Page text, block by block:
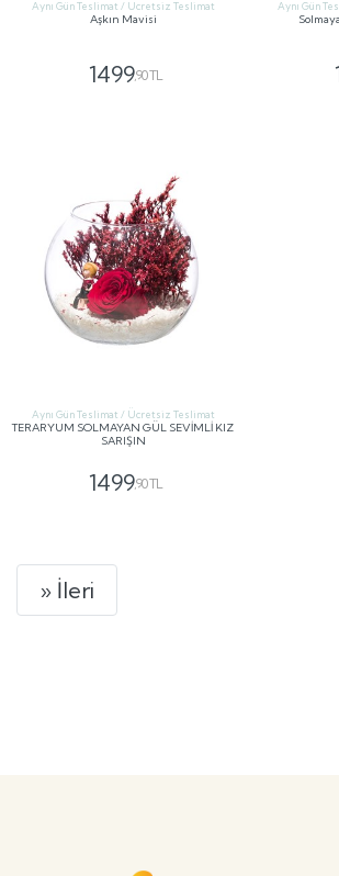
Aynı Gün Teslimat / Ücretsiz Teslimat
Aşkın Mavisi
1499,90 TL
Aynı Gün
Aynı Gün Teslimat / Ücretsiz Teslimat
TERARYUM SOLMAYAN GÜL SEVİMLİ KIZ
SARIŞIN
1499,90 TL
» İleri